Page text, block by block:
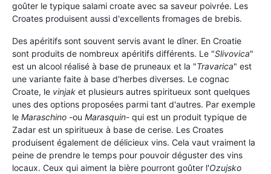
goûter le typique salami croate avec sa saveur poivrée. Les
Croates produisent aussi d'excellents fromages de brebis.
Des apéritifs sont souvent servis avant le dîner. En Croatie
sont produits de nombreux apéritifs différents. Le "Slivovica"
est un alcool réalisé à base de pruneaux et la "Travarica" est
une variante faite à base d'herbes diverses. Le cognac
Croate, le vinjak et plusieurs autres spiritueux sont quelques
unes des options proposées parmi tant d'autres. Par exemple
le Maraschino -ou Marasquin- qui est un produit typique de
Zadar est un spiritueux à base de cerise. Les Croates
produisent également de délicieux vins. Cela vaut vraiment la
peine de prendre le temps pour pouvoir déguster des vins
locaux. Ceux qui aiment la bière pourront goûter l'Ozujsko